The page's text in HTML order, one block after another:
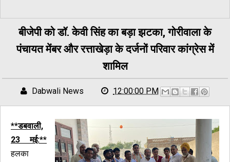
बीजेपी को डॉ. केवी सिंह का बड़ा झटका, गोरीवाला के
पंचायत मेंबर और रत्ताखेड़ा के दर्जनों परिवार कांग्रेस में
शामिल
Dabwali News 12:00:00 PM
**डबवाली,
23 मई:**
हलका